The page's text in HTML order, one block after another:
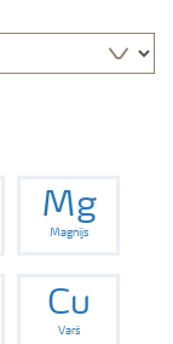
Mg
Magnijs
Cu
Varš